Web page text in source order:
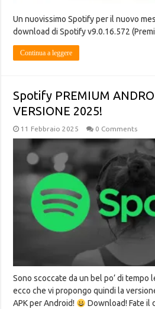
Un nuovissimo Spotify per il nuovo
download di Spotify v9.0.16.572
Continua a leggere
Spotify PREMIUM
VERSIONE 2025!
11 Febbraio 2025 0 Comments
Sono scoccate da un bel po’ di tempo
ecco che vi propongo quindi la
APK per Android!
Download! Fate il